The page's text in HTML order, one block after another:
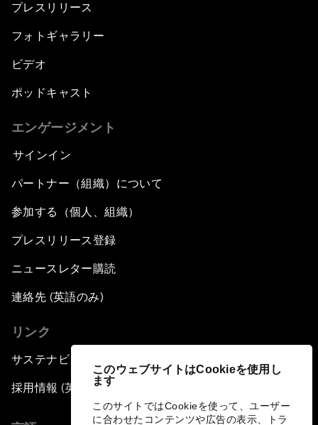
このウェブサイトはCookieを使用し
ます
このサイトではCookieを使って、ユーザー
に合わせたコンテンツや広告の表示、トラ
プレスリリース
フォトギャラリー
ビデオ
ポッドキャスト
エンゲージメント
サインイン
パートナー（組織）について
参加する（個人、組織）
プレスリリース登録
ニュースレター購読
連絡先 (英語のみ)
リンク
サステナビリティへの取り組み
採用情報 (英語のみ)